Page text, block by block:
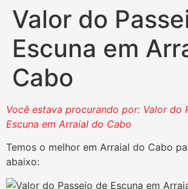
Valor do
Escuna em
Cabo
Você estava procurando por: Valor do
Escuna em Arraial do Cabo
Temos o melhor em Arraial do Cabo
abaixo: